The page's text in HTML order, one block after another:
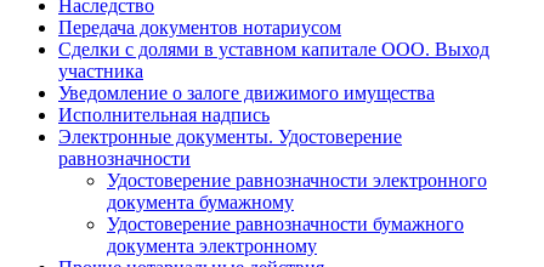
Наследство
Передача документов нотариусом
Сделки с долями в уставном капитале ООО. Выход
участника
Уведомление о залоге движимого имущества
Исполнительная надпись
Электронные документы. Удостоверение
равнозначности
Удостоверение равнозначности электронного
документа бумажному
Удостоверение равнозначности бумажного
документа электронному